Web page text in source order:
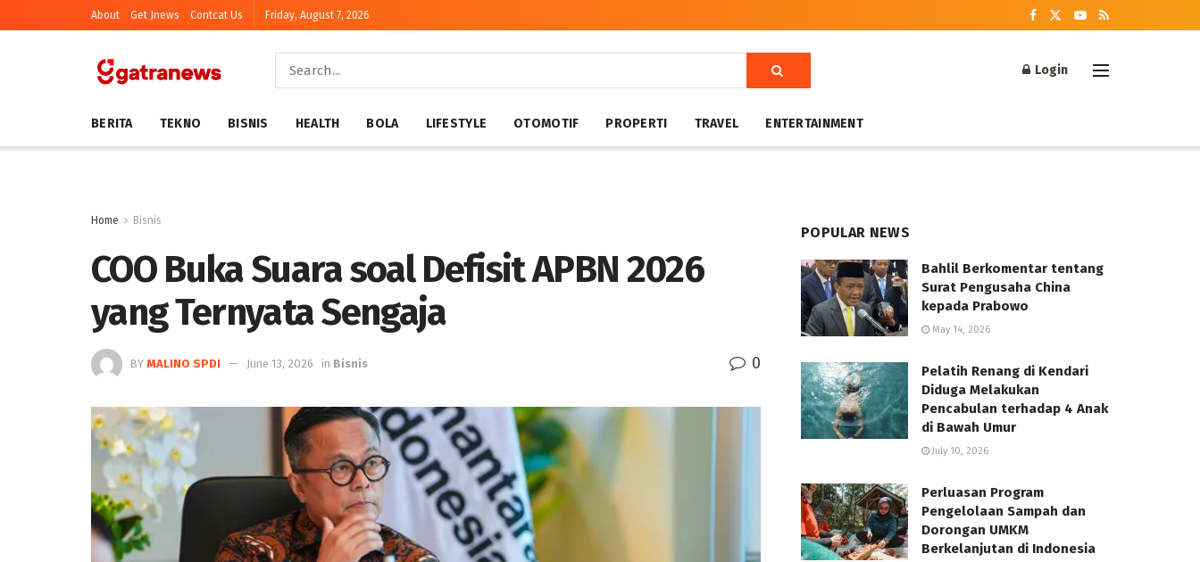
About Get Jnews Contcat Us Friday, August 7, 2026
Login
BERITA TEKNO BISNIS HEALTH BOLA LIFESTYLE OTOMOTIF PROPERTI TRAVEL ENTERTAINMENT
Home Bisnis
COO Buka Suara soal Defisit APBN 2026
yang Ternyata Sengaja
BY MALINO SPDI June 13, 2026 in Bisnis 0
POPULAR NEWS
Bahlil Berkomentar tentang
Surat Pengusaha China
kepada Prabowo
May 14, 2026
Pelatih Renang di Kendari
Diduga Melakukan
Pencabulan terhadap 4 Anak
di Bawah Umur
July 10, 2026
Perluasan Program
Pengelolaan Sampah dan
Dorongan UMKM
Berkelanjutan di Indonesia